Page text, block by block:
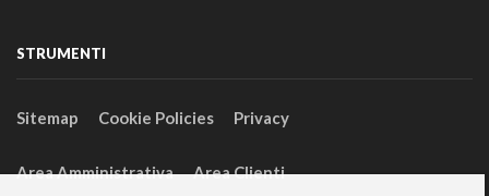
STRUMENTI
Sitemap Cookie Policies Privacy
Area Amministrativa Area Clienti